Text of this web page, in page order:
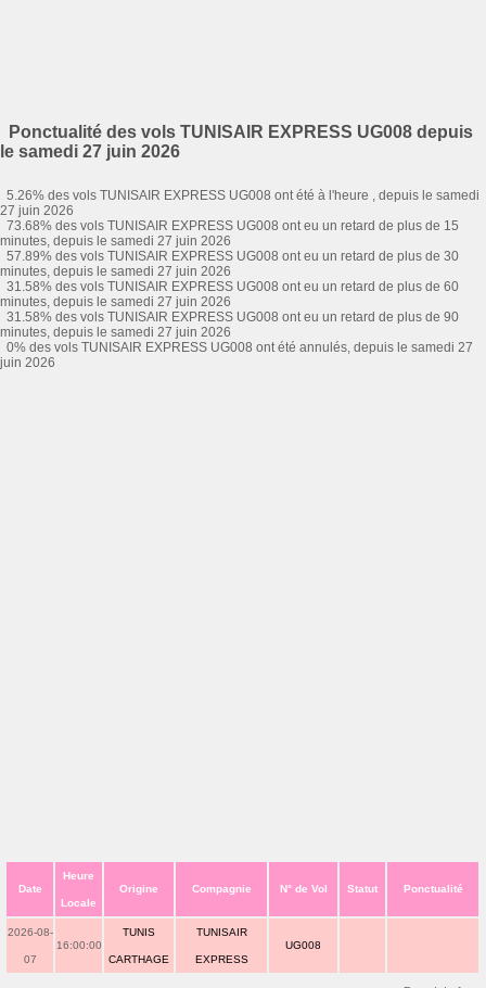
Ponctualité des vols TUNISAIR EXPRESS UG008 depuis
le samedi 27 juin 2026
5.26% des vols TUNISAIR EXPRESS UG008 ont été à l'heure , depuis le samedi
27 juin 2026
73.68% des vols TUNISAIR EXPRESS UG008 ont eu un retard de plus de 15
minutes, depuis le samedi 27 juin 2026
57.89% des vols TUNISAIR EXPRESS UG008 ont eu un retard de plus de 30
minutes, depuis le samedi 27 juin 2026
31.58% des vols TUNISAIR EXPRESS UG008 ont eu un retard de plus de 60
minutes, depuis le samedi 27 juin 2026
31.58% des vols TUNISAIR EXPRESS UG008 ont eu un retard de plus de 90
minutes, depuis le samedi 27 juin 2026
0% des vols TUNISAIR EXPRESS UG008 ont été annulés, depuis le samedi 27
juin 2026
Date
Heure
Locale
Origine Compagnie N° de Vol Statut Ponctualité
2026-08-
07
16:00:00
TUNIS
CARTHAGE
TUNISAIR
EXPRESS
UG008